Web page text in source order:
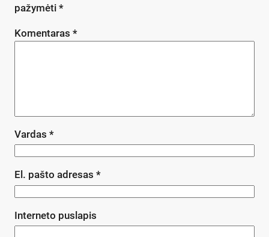
pažymėti *
Komentaras *
Vardas *
El. pašto adresas *
Interneto puslapis